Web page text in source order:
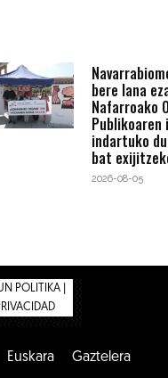
bere lana
Nafarroako
indartuko
bat
2026-08-05
POLITIKA |
Euskara Gaztelera